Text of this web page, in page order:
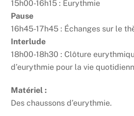
15h00-16h15 : Eurythmie
Pause
16h45-17h45 : Échanges sur le
Interlude
18h00-18h30 : Clôture
d’eurythmie pour la vie
Matériel :
Des chaussons d’eurythmie.